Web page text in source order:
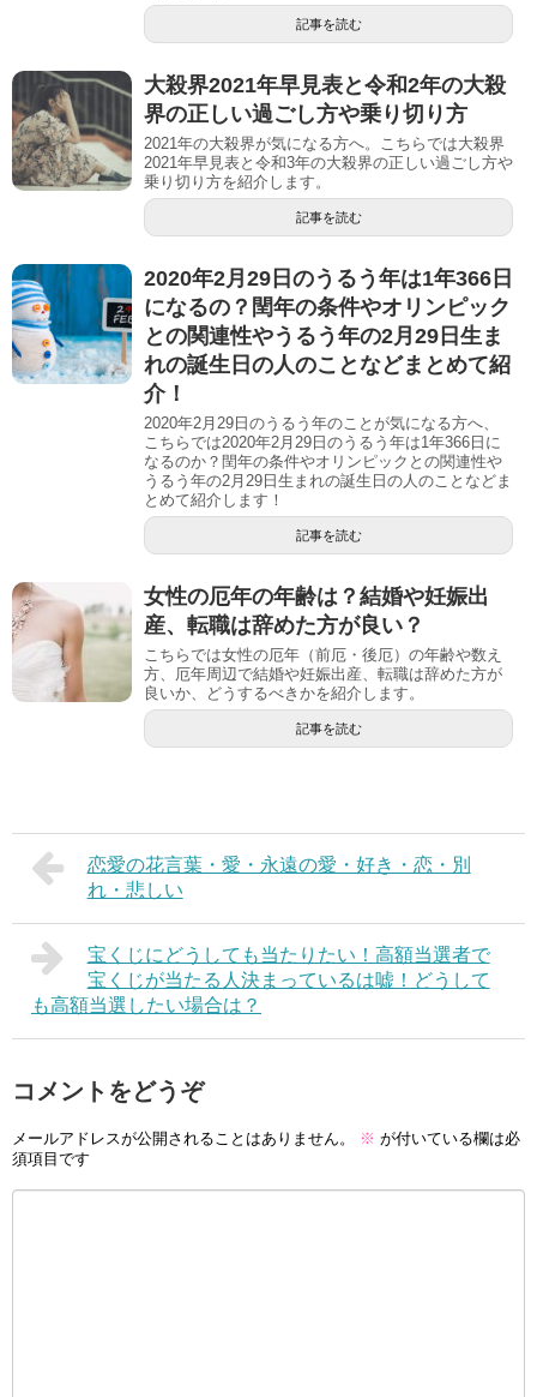
記事を読む
大殺界2021年早見表と令和2年の大殺
界の正しい過ごし方や乗り切り方
2021年の大殺界が気になる方へ。こちらでは大殺界
2021年早見表と令和3年の大殺界の正しい過ごし方や
乗り切り方を紹介します。
記事を読む
2020年2月29日のうるう年は1年366日
になるの？閏年の条件やオリンピック
との関連性やうるう年の2月29日生ま
れの誕生日の人のことなどまとめて紹
介！
2020年2月29日のうるう年のことが気になる方へ、
こちらでは2020年2月29日のうるう年は1年366日に
なるのか？閏年の条件やオリンピックとの関連性や
うるう年の2月29日生まれの誕生日の人のことなどま
とめて紹介します！
記事を読む
女性の厄年の年齢は？結婚や妊娠出
産、転職は辞めた方が良い？
こちらでは女性の厄年（前厄・後厄）の年齢や数え
方、厄年周辺で結婚や妊娠出産、転職は辞めた方が
良いか、どうするべきかを紹介します。
記事を読む
恋愛の花言葉・愛・永遠の愛・好き・恋・別
れ・悲しい
宝くじにどうしても当たりたい！高額当選者で
宝くじが当たる人決まっているは嘘！どうして
も高額当選したい場合は？
コメントをどうぞ
メールアドレスが公開されることはありません。 ※ が付いている欄は必
須項目です